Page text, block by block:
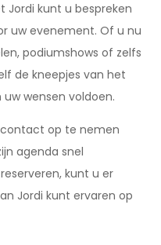
kunt u bespreken
uw evenement. Of u nu
podiumshows of zelfs
de kneepjes van het
wensen voldoen.
op te nemen
agenda snel
kunt u er
Jordi kunt ervaren op